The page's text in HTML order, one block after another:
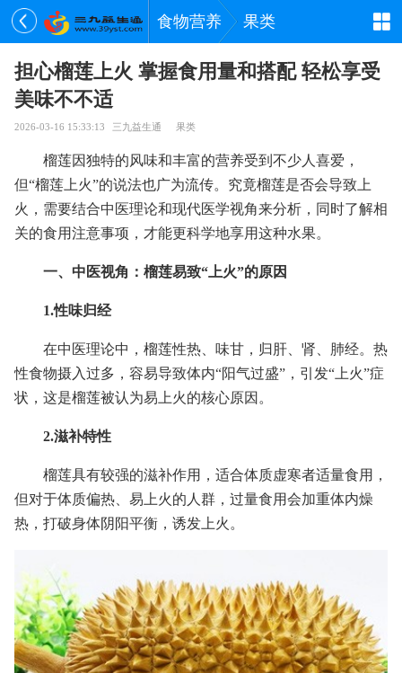
食物营养 果类
担心榴莲上火 掌握食用量和搭配 轻松享受
美味不不适
2026-03-16 15:33:13 三九益生通 果类
榴莲因独特的风味和丰富的营养受到不少人喜爱，
但“榴莲上火”的说法也广为流传。究竟榴莲是否会导致上
火，需要结合中医理论和现代医学视角来分析，同时了解相
关的食用注意事项，才能更科学地享用这种水果。
一、中医视角：榴莲易致“上火”的原因
1.性味归经
在中医理论中，榴莲性热、味甘，归肝、肾、肺经。热
性食物摄入过多，容易导致体内“阳气过盛”，引发“上火”症
状，这是榴莲被认为易上火的核心原因。
2.滋补特性
榴莲具有较强的滋补作用，适合体质虚寒者适量食用，
但对于体质偏热、易上火的人群，过量食用会加重体内燥
热，打破身体阴阳平衡，诱发上火。